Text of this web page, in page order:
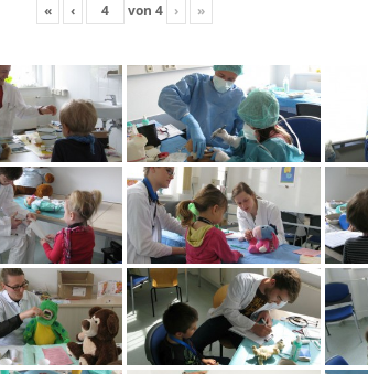
« ‹ von 4 › »